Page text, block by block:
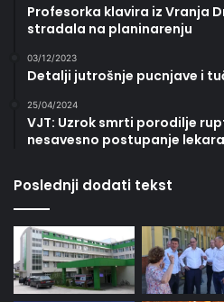
Profesorka klavira iz Vranja
stradala na planinarenju
03/12/2023
Detalji jutrošnje pucnjave i
25/04/2024
VJT: Uzrok smrti porodilje
nesavesno postupanje lekara
Poslednji dodati tekst